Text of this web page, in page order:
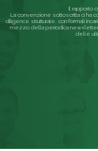
Il rapporto
La convenzione sottoscritta ci ha
diligence strutturate, con formali
mezzo della periodica
delle